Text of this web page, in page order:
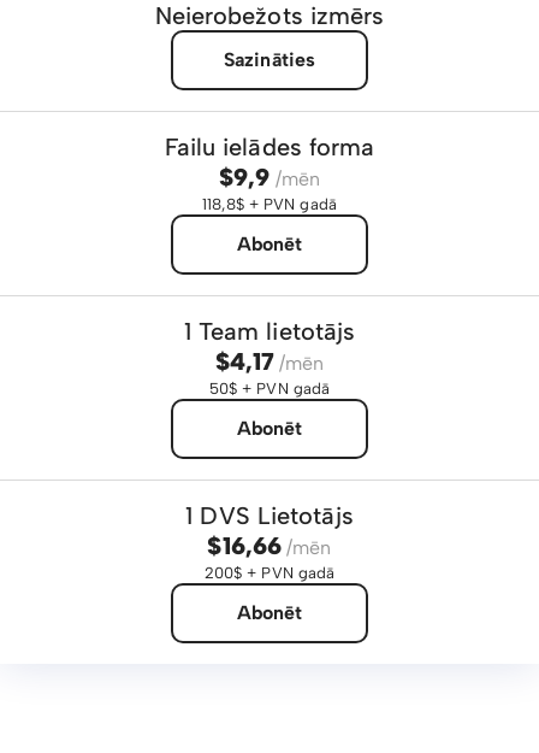
Neierobežots izmērs
Sazināties
Failu ielādes forma
$9,9 /mēn
118,8$ + PVN gadā
Abonēt
1 Team lietotājs
$4,17 /mēn
50$ + PVN gadā
Abonēt
1 DVS Lietotājs
$16,66 /mēn
200$ + PVN gadā
Abonēt